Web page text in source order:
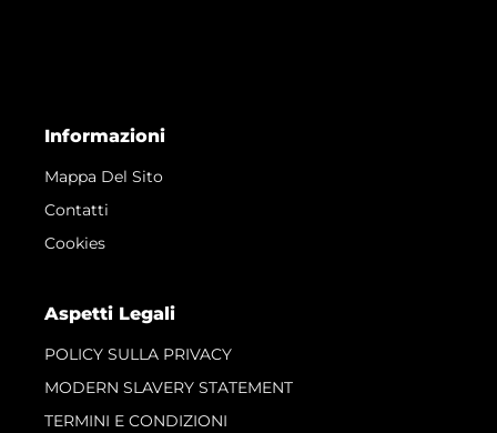
Informazioni
Mappa Del Sito
Contatti
Cookies
Aspetti Legali
POLICY SULLA PRIVACY
MODERN SLAVERY STATEMENT
TERMINI E CONDIZIONI